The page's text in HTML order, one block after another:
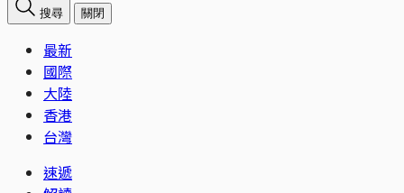
搜尋 關閉
最新
國際
大陸
香港
台灣
速遞